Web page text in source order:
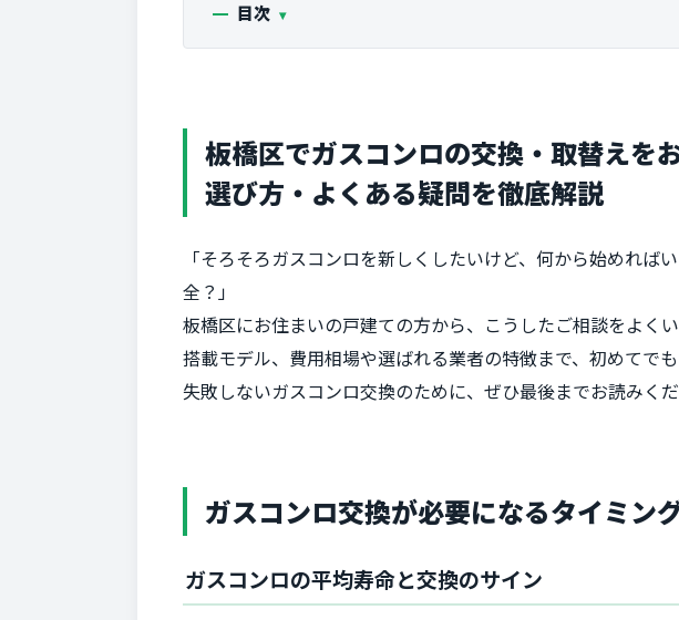
目次
板橋区でガスコンロの交換・取替えを
選び方・よくある疑問を徹底解説
「そろそろガスコンロを新しくしたいけど、何から始めれ
全？」
板橋区にお住まいの戸建ての方から、こうしたご相談をよく
搭載モデル、費用相場や選ばれる業者の特徴まで、初めてで
失敗しないガスコンロ交換のために、ぜひ最後までお読みくだ
ガスコンロ交換が必要になるタイミン
ガスコンロの平均寿命と交換のサイン